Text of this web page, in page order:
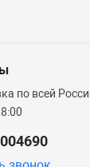
по всей